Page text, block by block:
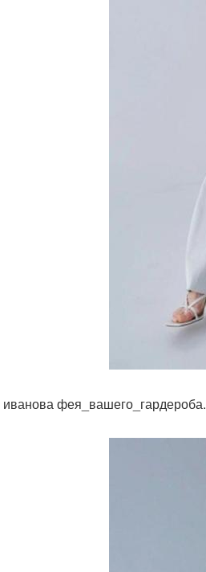
иванова фея_вашего_гардероба.